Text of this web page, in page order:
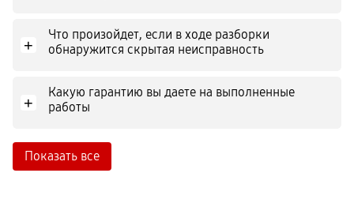
+
Что произойдет, если в ходе разборки
обнаружится скрытая неисправность
+
Какую гарантию вы даете на выполненные
работы
Показать все